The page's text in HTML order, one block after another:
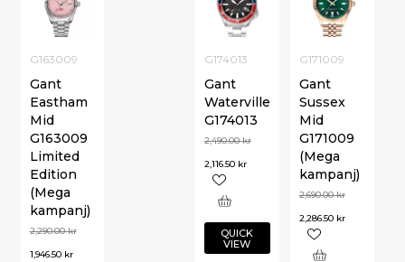
G171009
Gant
Sussex
Mid
G171009
(Mega
kampanj)
2,690.00kr
2,286.50 kr
G163009
Gant
Eastham
Mid
G163009
Limited
Edition
(Mega
kampanj)
2,290.00kr
1,946.50 kr
G174013
Gant
Waterville
G174013
2,490.00kr
2,116.50 kr
QUICK
VIEW